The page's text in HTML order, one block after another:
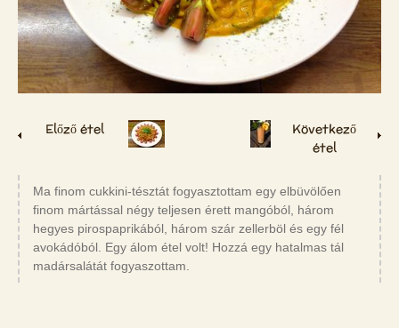
Előző étel
Következő
étel
Ma finom cukkini-tésztát fogyasztottam egy elbüvölően
finom mártással négy teljesen érett mangóból, három
hegyes pirospaprikából, három szár zellerböl és egy fél
avokádóból. Egy álom étel volt! Hozzá egy hatalmas tál
madársalátát fogyaszottam.